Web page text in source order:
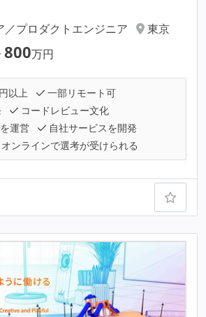
プロダクトエンジニア
東京
800万円
以上
一部リモート可
コードレビュー文化
運営
自社サービスを開発
オンラインで選考が受けられる